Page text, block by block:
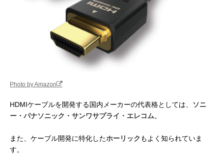
Photo by Amazon
HDMIケーブルを開発する国内メーカーの代表格としては、
ソニ
ー・パナソニック・サンワサプライ・エレコム。
また、ケーブル開発に特化したホーリック もよく知られていま
す。